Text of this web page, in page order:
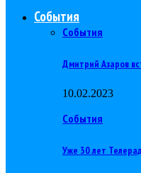
События
События
Дмитрий Азаров
10.02.2023
События
Уже 30 лет